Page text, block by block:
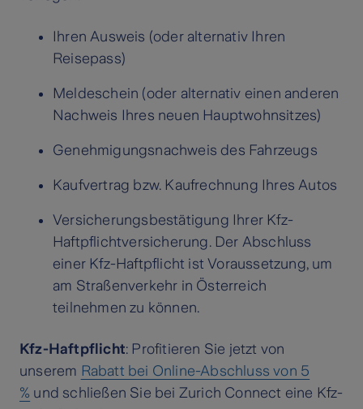
Ihren Ausweis (oder alternativ Ihren
Reisepass)
Meldeschein (oder alternativ einen anderen
Nachweis Ihres neuen Hauptwohnsitzes)
Genehmigungsnachweis des Fahrzeugs
Kaufvertrag bzw. Kaufrechnung Ihres Autos
Versicherungsbestätigung Ihrer Kfz-
Haftpflichtversicherung. Der Abschluss
einer Kfz-Haftpflicht ist Voraussetzung, um
am Straßenverkehr in Österreich
teilnehmen zu können.
Kfz-Haftpflicht: Profitieren Sie jetzt von
unserem Rabatt bei Online-Abschluss von 5
% und schließen Sie bei Zurich Connect eine Kfz-